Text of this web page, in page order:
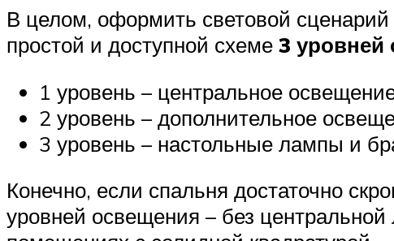
В целом, оформить световой
простой и доступной схеме 3 уровней
1 уровень – центральное
2 уровень – дополнительное
3 уровень – настольные лампы и
Конечно, если спальня достаточно
уровней освещения – без